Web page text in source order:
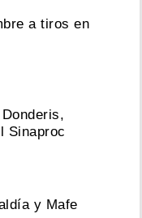
a tiros en
Sinaproc
y Mafe